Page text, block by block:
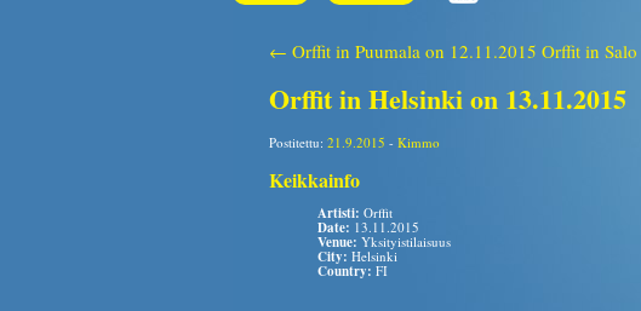
← Orffit in Puumala on 12.11.2015 Orffit in
Orffit in Helsinki on 13.11.2015
Postitettu: 21.9.2015 - Kimmo
Keikkainfo
Artisti: Orffit
Date: 13.11.2015
Venue: Yksityistilaisuus
City: Helsinki
Country: FI